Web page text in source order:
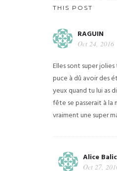
THIS POST
RAGUIN
Oct 24, 2016
Elles sont super
puce à dû avoir des
yeux quand tu lui as
fête se passerait à la
vraiment une super
Alice
Oct 27,